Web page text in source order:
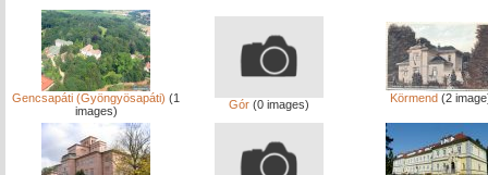
Gencsapáti (Gyöngyösapáti) (1
images)
Gór(0 images) Körmend(2